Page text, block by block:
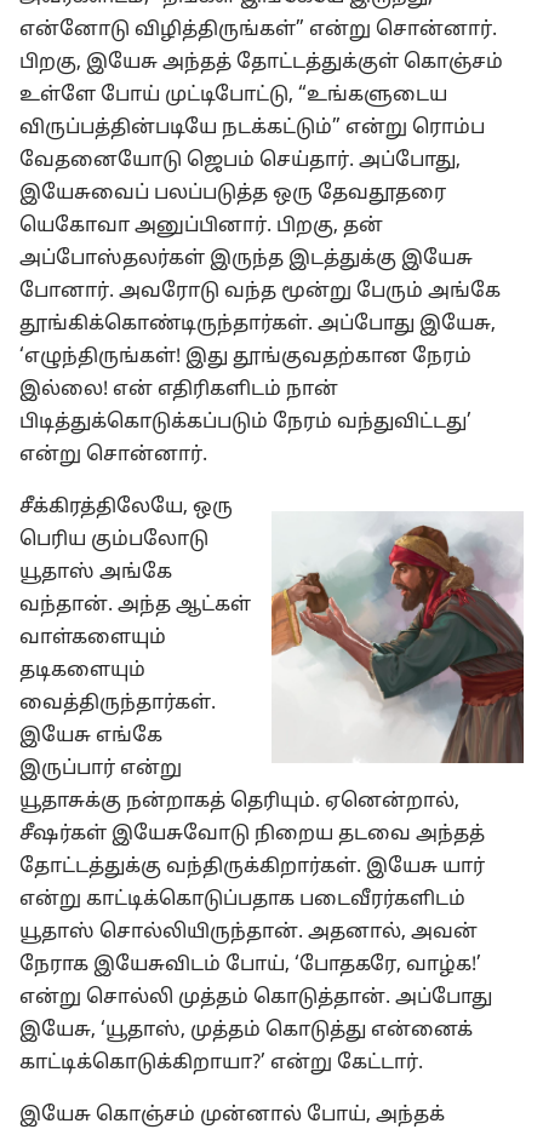
என்னோடு விழித்திருங்கள்” என்று சொன்னார்.
பிறகு, இயேசு அந்தத் தோட்டத்துக்குள் கொஞ்சம்
உள்ளே போய் முட்டிபோட்டு, “உங்களுடைய
விருப்பத்தின்படியே நடக்கட்டும்” என்று ரொம்ப
வேதனையோடு ஜெபம் செய்தார். அப்போது,
இயேசுவைப் பலப்படுத்த ஒரு தேவதூதரை
யெகோவா அனுப்பினார். பிறகு, தன்
அப்போஸ்தலர்கள் இருந்த இடத்துக்கு இயேசு
போனார். அவரோடு வந்த மூன்று பேரும் அங்கே
தூங்கிக்கொண்டிருந்தார்கள். அப்போது இயேசு,
‘எழுந்திருங்கள்! இது தூங்குவதற்கான நேரம்
இல்லை! என் எதிரிகளிடம் நான்
பிடித்துக்கொடுக்கப்படும் நேரம் வந்துவிட்டது’
என்று சொன்னார்.
சீக்கிரத்திலேயே, ஒரு
பெரிய கும்பலோடு
யூதாஸ் அங்கே
வந்தான். அந்த ஆட்கள்
வாள்களையும்
தடிகளையும்
வைத்திருந்தார்கள்.
இயேசு எங்கே
இருப்பார் என்று
யூதாசுக்கு நன்றாகத் தெரியும். ஏனென்றால்,
சீஷர்கள் இயேசுவோடு நிறைய தடவை அந்தத்
தோட்டத்துக்கு வந்திருக்கிறார்கள். இயேசு யார்
என்று காட்டிக்கொடுப்பதாக படைவீரர்களிடம்
யூதாஸ் சொல்லியிருந்தான். அதனால், அவன்
நேராக இயேசுவிடம் போய், ‘போதகரே, வாழ்க!’
என்று சொல்லி முத்தம் கொடுத்தான். அப்போது
இயேசு, ‘யூதாஸ், முத்தம் கொடுத்து என்னைக்
காட்டிக்கொடுக்கிறாயா?’ என்று கேட்டார்.
இயேசு கொஞ்சம் முன்னால் போய், அந்தக்